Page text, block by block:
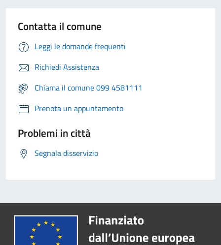
Contatta il comune
Leggi le domande frequenti
Richiedi Assistenza
Chiama il comune 099 4581111
Prenota un appuntamento
Problemi in città
Segnala disservizio